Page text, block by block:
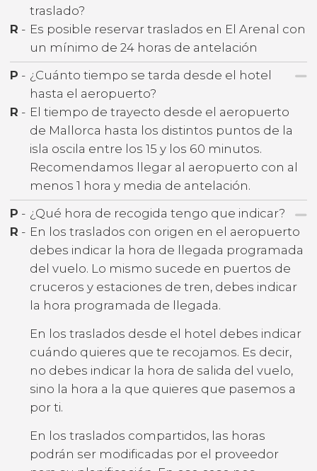
traslado?
R - Es posible reservar traslados en El Arenal con
un mínimo de 24 horas de antelación
P - ¿Cuánto tiempo se tarda desde el hotel
hasta el aeropuerto?
R - El tiempo de trayecto desde el aeropuerto
de Mallorca hasta los distintos puntos de la
isla oscila entre los 15 y los 60 minutos.
Recomendamos llegar al aeropuerto con al
menos 1 hora y media de antelación.
P - ¿Qué hora de recogida tengo que indicar?
R - En los traslados con origen en el aeropuerto
debes indicar la hora de llegada programada
del vuelo. Lo mismo sucede en puertos de
cruceros y estaciones de tren, debes indicar
la hora programada de llegada.
En los traslados desde el hotel debes indicar
cuándo quieres que te recojamos. Es decir,
no debes indicar la hora de salida del vuelo,
sino la hora a la que quieres que pasemos a
por ti.
En los traslados compartidos, las horas
podrán ser modificadas por el proveedor